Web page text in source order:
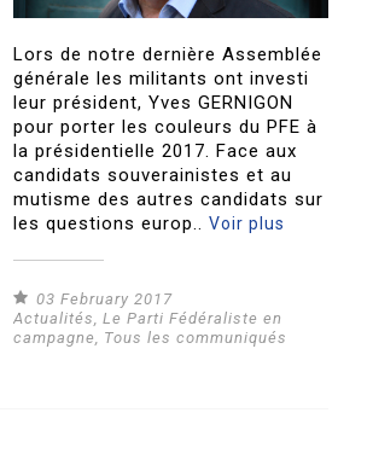
Lors de notre dernière Assemblée
générale les militants ont investi
leur président, Yves GERNIGON
pour porter les couleurs du PFE à
la présidentielle 2017. Face aux
candidats souverainistes et au
mutisme des autres candidats sur
les questions europ..Voir plus
03 February 2017
Actualités,Le Parti Fédéraliste en
campagne, Tous les communiqués